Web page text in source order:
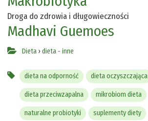
Droga do zdrowia i długowieczności
Madhavi Guemoes
Dieta › dieta - inne
dieta na odporność dieta oczyszczająca
dieta przeciwzapalna mikrobiom dieta
naturalne probiotyki suplementy diety